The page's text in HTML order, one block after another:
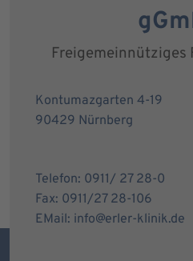
Freigemeinnütziges
Kontumazgarten 4-19
90429 Nürnberg
Telefon: 0911/ 27 28-0
Fax: 0911/27 28-106
EMail: info@erler-klinik.de